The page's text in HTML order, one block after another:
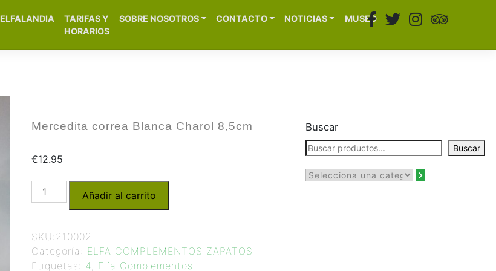
ELFALANDIA
TARIFAS Y
HORARIOS
SOBRE NOSOTROS CONTACTO NOTICIAS MUSEO
Mercedita correa Blanca Charol 8,5cm
€12.95
Añadir al carrito
SKU: 210002
Categoría: ELFA COMPLEMENTOS ZAPATOS
Etiquetas: 4 , Elfa Complementos
Buscar
Buscar